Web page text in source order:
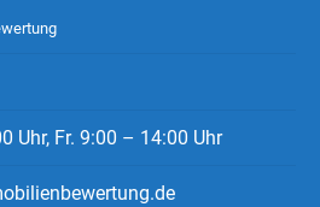
Uhr, Fr. 9:00 – 14:00 Uhr